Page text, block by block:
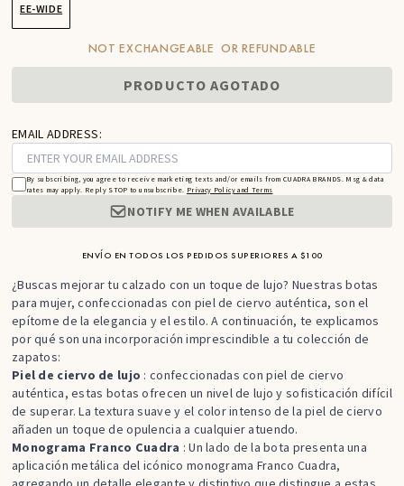
EE-WIDE
NOT EXCHANGEABLE OR REFUNDABLE
PRODUCTO AGOTADO
EMAIL ADDRESS:
By subscribing, you agree to receive marketing texts and/or emails from CUADRA BRANDS. Msg & data
rates may apply. Reply STOP to unsubscribe. Privacy Policy and Terms
NOTIFY ME WHEN AVAILABLE
ENVÍO EN TODOS LOS PEDIDOS SUPERIORES A $100
¿Buscas mejorar tu calzado con un toque de lujo? Nuestras botas
para mujer, confeccionadas con piel de ciervo auténtica, son el
epítome de la elegancia y el estilo. A continuación, te explicamos
por qué son una incorporación imprescindible a tu colección de
zapatos:
Piel de ciervo de lujo : confeccionadas con piel de ciervo
auténtica, estas botas ofrecen un nivel de lujo y sofisticación difícil
de superar. La textura suave y el color intenso de la piel de ciervo
añaden un toque de opulencia a cualquier atuendo.
Monograma Franco Cuadra : Un lado de la bota presenta una
aplicación metálica del icónico monograma Franco Cuadra,